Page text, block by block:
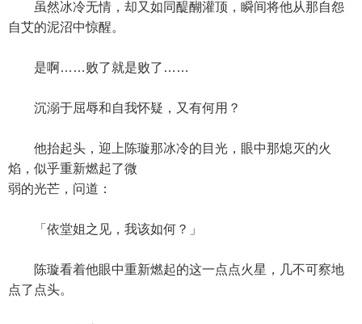
虽然冰冷无情，却又如同醍醐灌顶，瞬间将他从那自怨
自艾的泥沼中惊醒。
是啊……败了就是败了……
沉溺于屈辱和自我怀疑，又有何用？
他抬起头，迎上陈璇那冰冷的目光，眼中那熄灭的火
焰，似乎重新燃起了微
弱的光芒，问道：
「依堂姐之见，我该如何？」
陈璇看着他眼中重新燃起的这一点点火星，几不可察地
点了点头。